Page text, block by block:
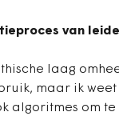
van
laag
maar ik weet
algoritmes om te